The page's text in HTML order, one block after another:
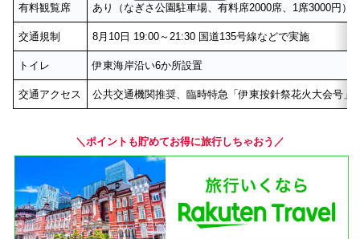
有料観覧席 あり（なぎさ公園駐車場、有料席2000席、1席3000円）
交通規制 8月10日 19:00～21:30 国道135号線などで実施
トイレ 伊東海岸沿い6か所設置
交通アクセス 公共交通機関推奨、臨時特急「伊東按針祭花火大会号」
＼ポイントも貯めてお得に旅行しちゃおう／